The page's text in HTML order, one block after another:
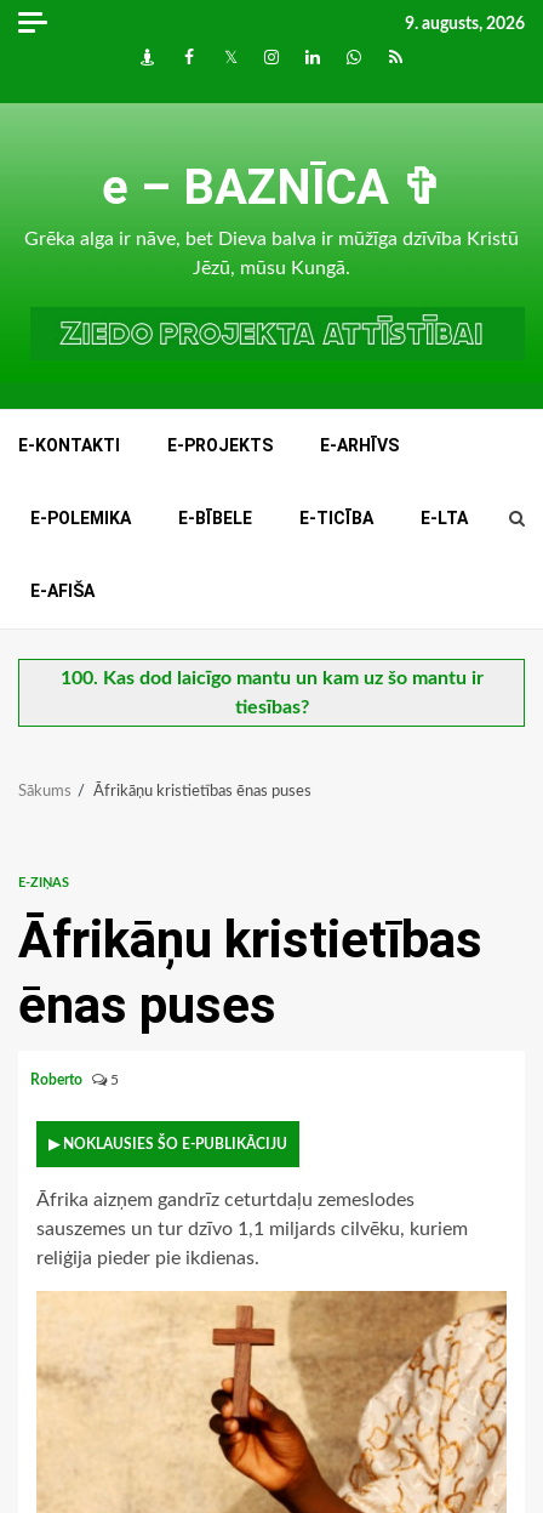
Skip
9. augusts, 2026
DraugiemFacebook
TwitterInstagram
LinkedInwhatsapp
RSS
e – BAZNĪCA ✞
Grēka alga ir nāve, bet Dieva balva ir mūžīga dzīvība Kristū
Jēzū, mūsu Kungā.
E-KONTAKTI E-PROJEKTS E-ARHĪVS
E-POLEMIKA E-BĪBELE E-TICĪBA E-LTA
E-AFIŠA
100. Kas dod laicīgo mantu un kam uz šo mantu ir
tiesības?
Sākums Āfrikāņu kristietības ēnas puses
E-ZIŅAS
Āfrikāņu kristietības
ēnas puses
Roberto 5
▶ NOKLAUSIES ŠO E-PUBLIKĀCIJU
Āfrika aizņem gandrīz ceturtdaļu zemeslodes
sauszemes un tur dzīvo 1,1 miljards cilvēku, kuriem
reliģija pieder pie ikdienas.